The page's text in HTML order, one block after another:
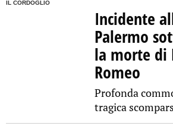
IL CORDOGLIO
Incidente
Palermo
la morte di
Romeo
Profonda
tragica